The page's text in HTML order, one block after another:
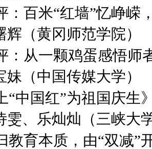
：百米“红墙”忆峥嵘
（黄冈师范学院）
：从一颗鸡蛋感悟师
（中国传媒大学）
“中国红”为祖国庆生
雯、乐灿灿（三峡大
教育本质，由“双减”